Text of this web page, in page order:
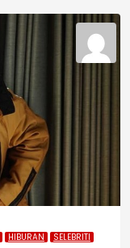
HIBURAN SELEBRITI